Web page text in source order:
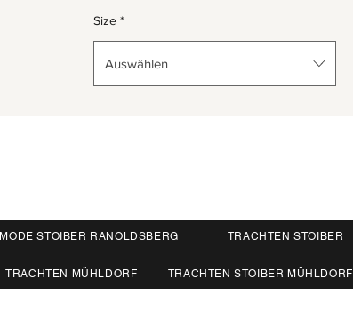
Size *
Auswählen
STOIBER RANOLDSBERG TRACHTEN STOIBER
TRACHTEN MÜHLDORF TRACHTEN STOIBER MÜHLDORF